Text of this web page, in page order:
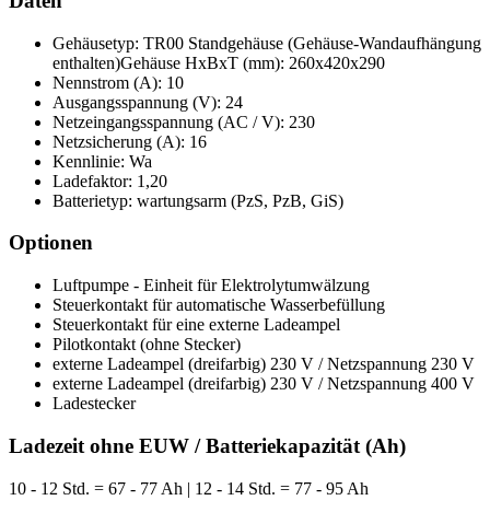
Gehäusetyp: TR00 Standgehäuse (Gehäuse-Wandaufhängung
enthalten)Gehäuse HxBxT (mm): 260x420x290
Nennstrom (A): 10
Ausgangsspannung (V): 24
Netzeingangsspannung (AC / V): 230
Netzsicherung (A): 16
Kennlinie: Wa
Ladefaktor: 1,20
Batterietyp: wartungsarm (PzS, PzB, GiS)
Optionen
Luftpumpe - Einheit für Elektrolytumwälzung
Steuerkontakt für automatische Wasserbefüllung
Steuerkontakt für eine externe Ladeampel
Pilotkontakt (ohne Stecker)
externe Ladeampel (dreifarbig) 230 V / Netzspannung 230 V
externe Ladeampel (dreifarbig) 230 V / Netzspannung 400 V
Ladestecker
Ladezeit ohne EUW / Batteriekapazität (Ah)
10 - 12 Std. = 67 - 77 Ah | 12 - 14 Std. = 77 - 95 Ah